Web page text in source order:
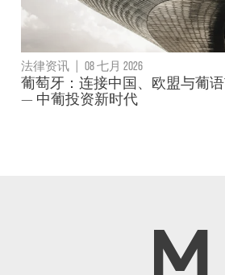
法律资讯 08 七月 2026
葡萄牙：连接中国、欧盟与葡
— 中葡投资新时代